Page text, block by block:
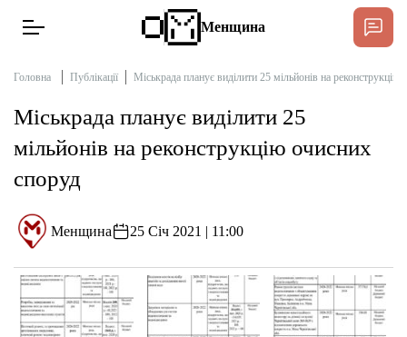
Новини
Інтерв’ю
Тексти
Публікації
Підтримати
Менщина
Головна Публікації Міськрада планує виділити 25 мільйонів на реконструкцію
Міськрада планує виділити 25
мільйонів на реконструкцію очисних
споруд
Менщина 25 Січ 2021 | 11:00